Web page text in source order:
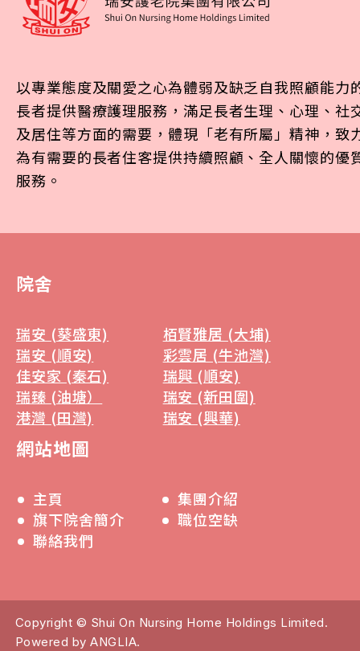
以專業態度及關愛之心為體弱及缺乏自我照顧能力
長者提供醫療護理服務，滿足長者生理、心理、社
及居住等方面的需要，體現「老有所屬」精神，致
為有需要的長者住客提供持續照顧、全人關懷的優
服務。
院舍
瑞安 (葵盛東)
栢賢雅居 (大埔)
瑞安 (順安)
彩雲居 (牛池灣)
佳安家 (秦石)
瑞興 (順安)
瑞臻 (油塘）
瑞安 (新田圍)
港灣 (田灣)
瑞安 (興華)
網站地圖
主頁
集團介紹
旗下院舍簡介
職位空缺
聯絡我們
Copyright © Shui On Nursing Home Holdings Limited.
Powered byANGLIA.